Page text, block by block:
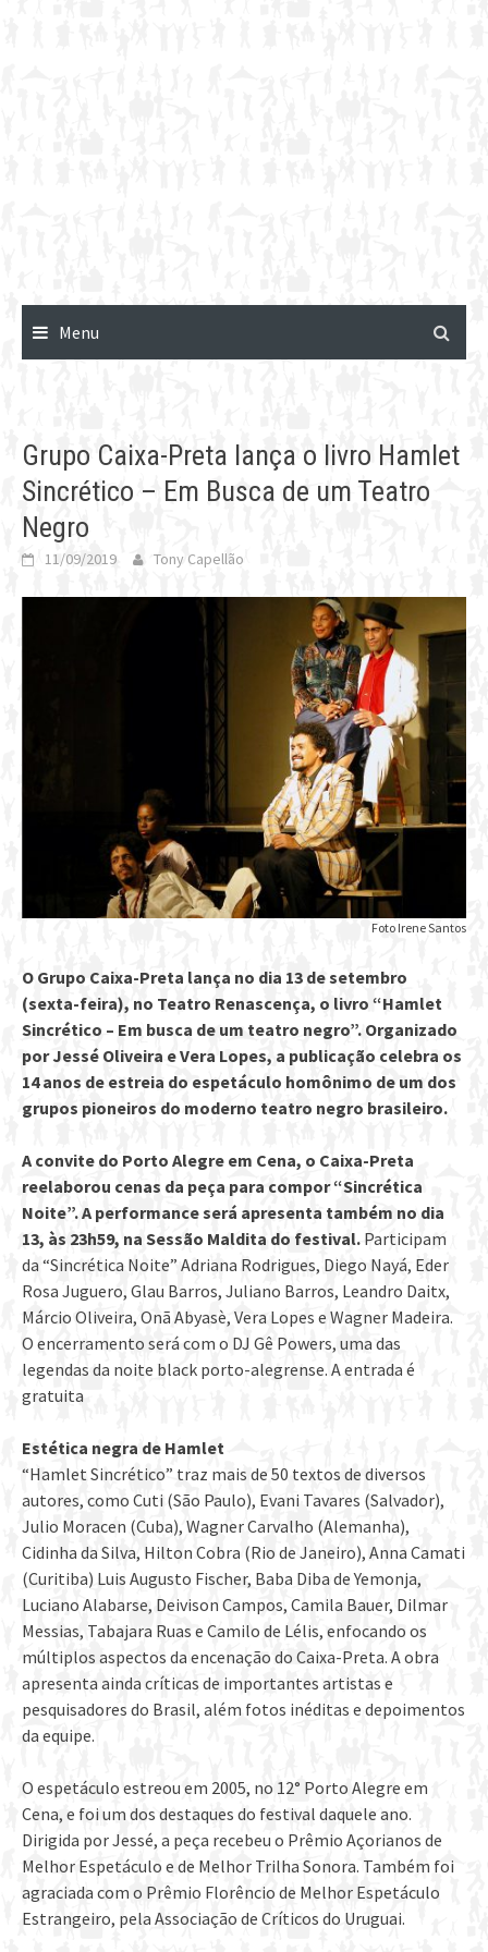
Menu
Grupo Caixa-Preta lança o livro Hamlet
Sincrético – Em Busca de um Teatro
Negro
11/09/2019 Tony Capellão
Foto Irene Santos
O Grupo Caixa-Preta lança no dia 13 de setembro
(sexta-feira), no Teatro Renascença, o livro “Hamlet
Sincrético – Em busca de um teatro negro”. Organizado
por Jessé Oliveira e Vera Lopes, a publicação celebra os
14 anos de estreia do espetáculo homônimo de um dos
grupos pioneiros do moderno teatro negro brasileiro.
A convite do Porto Alegre em Cena, o Caixa-Preta
reelaborou cenas da peça para compor “Sincrética
Noite”. A performance será apresenta também no dia
13, às 23h59, na Sessão Maldita do festival. Participam
da “Sincrética Noite” Adriana Rodrigues, Diego Nayá, Eder
Rosa Juguero, Glau Barros, Juliano Barros, Leandro Daitx,
Márcio Oliveira, Onã Abyasè, Vera Lopes e Wagner Madeira.
O encerramento será com o DJ Gê Powers, uma das
legendas da noite black porto-alegrense. A entrada é
gratuita
Estética negra de Hamlet
“Hamlet Sincrético” traz mais de 50 textos de diversos
autores, como Cuti (São Paulo), Evani Tavares (Salvador),
Julio Moracen (Cuba), Wagner Carvalho (Alemanha),
Cidinha da Silva, Hilton Cobra (Rio de Janeiro), Anna Camati
(Curitiba) Luis Augusto Fischer, Baba Diba de Yemonja,
Luciano Alabarse, Deivison Campos, Camila Bauer, Dilmar
Messias, Tabajara Ruas e Camilo de Lélis, enfocando os
múltiplos aspectos da encenação do Caixa-Preta. A obra
apresenta ainda críticas de importantes artistas e
pesquisadores do Brasil, além fotos inéditas e depoimentos
da equipe.
O espetáculo estreou em 2005, no 12° Porto Alegre em
Cena, e foi um dos destaques do festival daquele ano.
Dirigida por Jessé, a peça recebeu o Prêmio Açorianos de
Melhor Espetáculo e de Melhor Trilha Sonora. Também foi
agraciada com o Prêmio Florêncio de Melhor Espetáculo
Estrangeiro, pela Associação de Críticos do Uruguai.